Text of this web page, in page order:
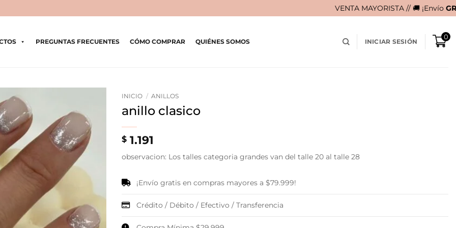
VENTA MAYORISTA // 🚚 ¡EnvíoGRATIS en compras
PREGUNTAS FRECUENTES CÓMO COMPRAR QUIÉNES SOMOS INICIAR SESIÓN
0
INICIO / ANILLOS
anillo clasico
$ 1.191
observacion: Los talles categoria grandes van del talle 20 al talle 28
¡Envío gratis en compras mayores a $79.999!
Crédito / Débito / Efectivo / Transferencia